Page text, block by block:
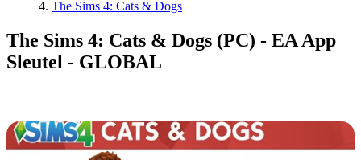
The Sims 4: Cats & Dogs
The Sims 4: Cats & Dogs (PC) - EA App
Sleutel - GLOBAL